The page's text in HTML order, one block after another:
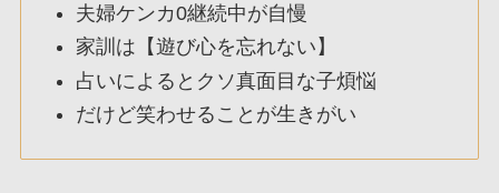
夫婦ケンカ0継続中が自慢
家訓は【遊び心を忘れない】
占いによるとクソ真面目な子煩悩
だけど笑わせることが生きがい